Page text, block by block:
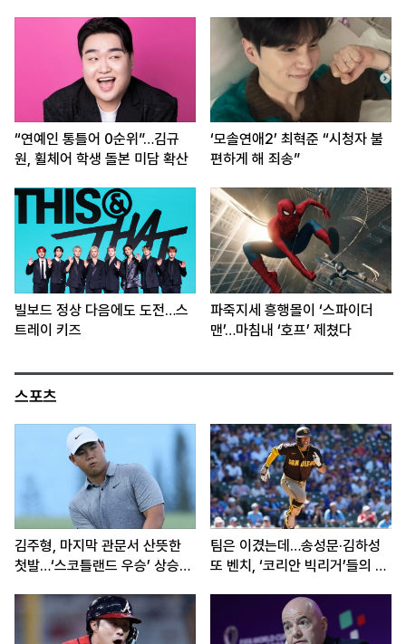
“연예인 통틀어 0순위”…김규
원, 휠체어 학생 돌본 미담 확산
‘모솔연애2’ 최혁준 “시청자 불
편하게 해 죄송”
빌보드 정상 다음에도 도전…스
트레이 키즈
파죽지세 흥행몰이 ‘스파이더
맨’…마침내 ‘호프’ 제쳤다
스포츠
김주형, 마지막 관문서 산뜻한
첫발…‘스코틀랜드 우승’ 상승세
팀은 이겼는데…송성문·김하성
또 벤치, ‘코리안 빅리거’들의 고